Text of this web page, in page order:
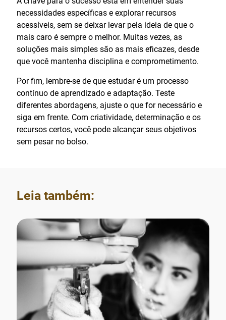
necessidades específicas e explorar recursos
acessíveis, sem se deixar levar pela ideia de que o
mais caro é sempre o melhor. Muitas vezes, as
soluções mais simples são as mais eficazes, desde
que você mantenha disciplina e comprometimento.
Por fim, lembre-se de que estudar é um processo
contínuo de aprendizado e adaptação. Teste
diferentes abordagens, ajuste o que for necessário e
siga em frente. Com criatividade, determinação e os
recursos certos, você pode alcançar seus objetivos
sem pesar no bolso.
Leia também: